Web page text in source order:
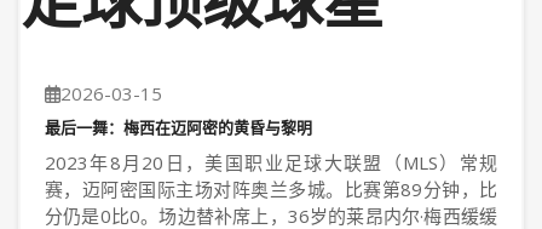
2026-03-15
最后一舞：梅西在迈阿密的黄昏与黎明
2023年8月20日，美国职业足球大联盟（MLS）常规
赛，迈阿密国际主场对阵奥兰多城。比赛第89分钟，比
分仍是0比0。场边替补席上，36岁的莱昂内尔·梅西缓缓